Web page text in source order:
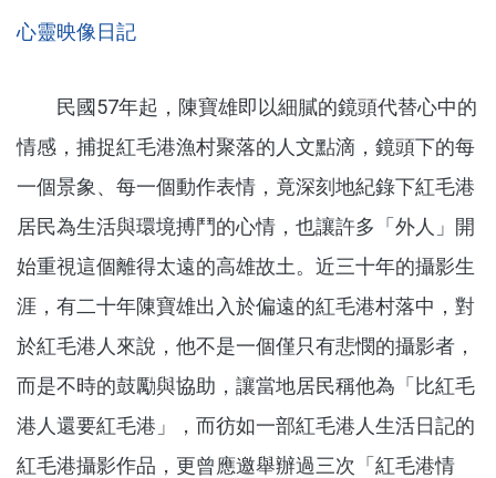
心靈映像日記
民國57年起，陳寶雄即以細膩的鏡頭代替心中的
情感，捕捉紅毛港漁村聚落的人文點滴，鏡頭下的每
一個景象、每一個動作表情，竟深刻地紀錄下紅毛港
居民為生活與環境搏鬥的心情，也讓許多「外人」開
始重視這個離得太遠的高雄故土。近三十年的攝影生
涯，有二十年陳寶雄出入於偏遠的紅毛港村落中，對
於紅毛港人來說，他不是一個僅只有悲憫的攝影者，
而是不時的鼓勵與協助，讓當地居民稱他為「比紅毛
港人還要紅毛港」，而彷如一部紅毛港人生活日記的
紅毛港攝影作品，更曾應邀舉辦過三次「紅毛港情